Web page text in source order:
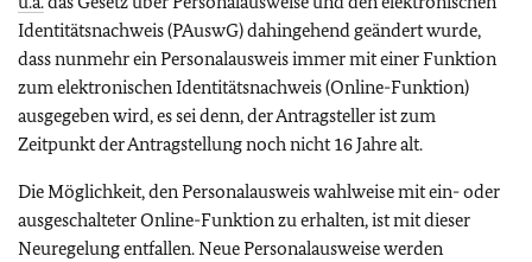
Identitätsnachweis (PAuswG) dahingehend geändert wurde,
dass nunmehr ein Personalausweis immer mit einer Funktion
zum elektronischen Identitätsnachweis (Online-Funktion)
ausgegeben wird, es sei denn, der Antragsteller ist zum
Zeitpunkt der Antragstellung noch nicht 16 Jahre alt.
Die Möglichkeit, den Personalausweis wahlweise mit ein- oder
ausgeschalteter Online-Funktion zu erhalten, ist mit dieser
Neuregelung entfallen. Neue Personalausweise werden